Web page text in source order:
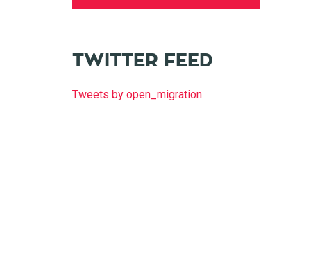
TWITTER FEED
Tweets by open_migration